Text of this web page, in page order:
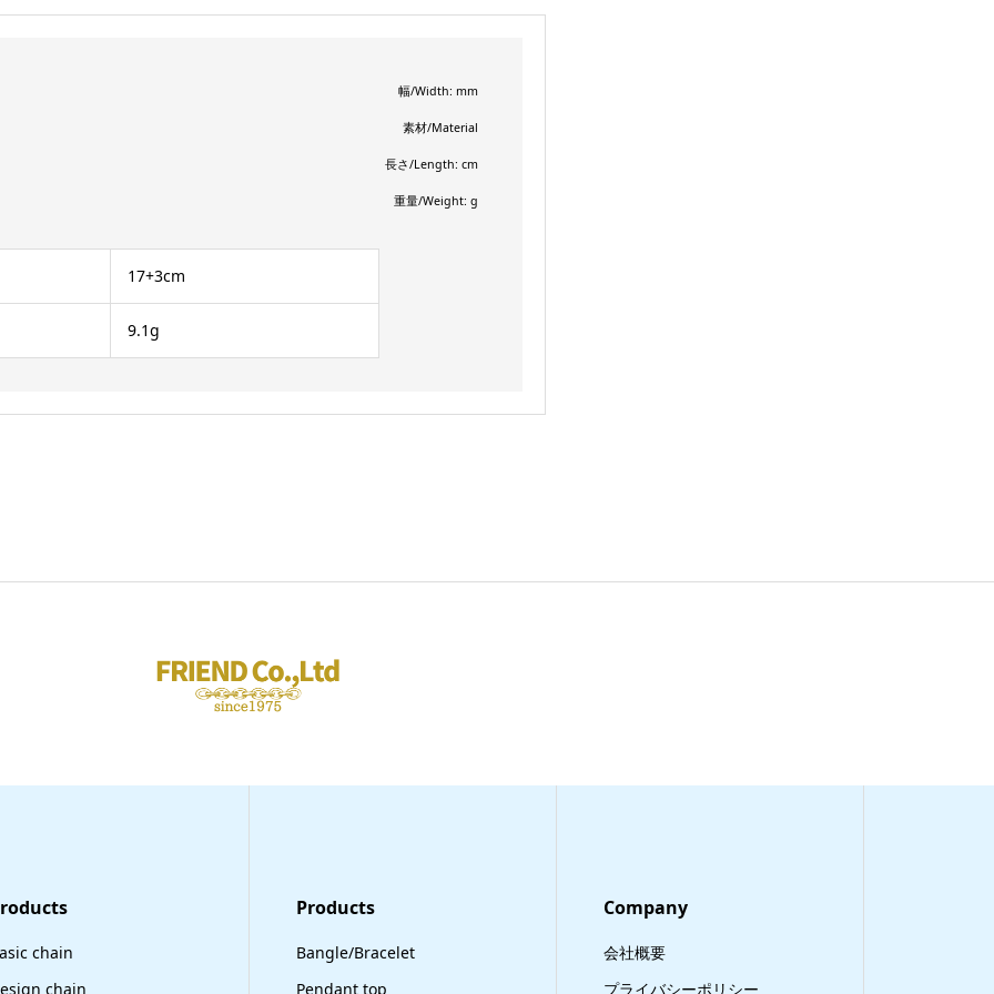
幅/Width: mm
素材/Material
長さ/Length: cm
重量/Weight: g
17+3cm
9.1g
chain
chain
​Products
Bangle/Bracelet
Pendant top
Company
会社概要
プライバシーポリシー